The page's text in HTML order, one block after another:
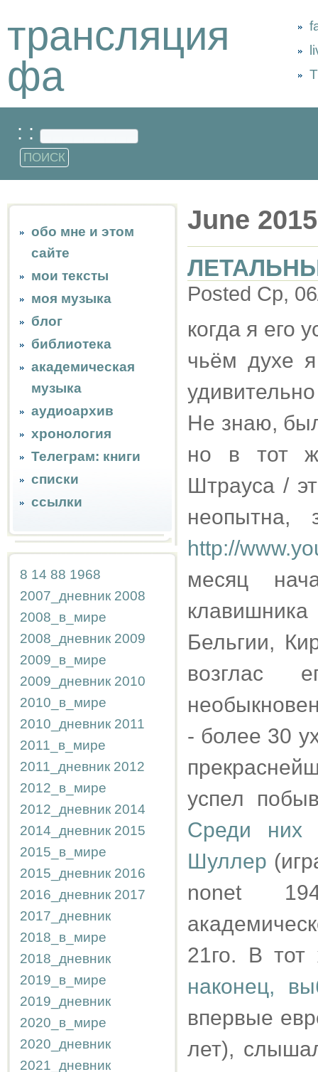
трансляция
фа
: :
обо мне и этом
сайте
мои тексты
моя музыка
блог
библиотека
академическая
музыка
аудиоархив
хронология
Телеграм: книги
списки
ссылки
8 14 88 1968
2007_дневник 2008
2008_в_мире
2008_дневник 2009
2009_в_мире
2009_дневник 2010
2010_в_мире
2010_дневник 2011
2011_в_мире
2011_дневник 2012
2012_в_мире
2012_дневник 2014
2014_дневник 2015
2015_в_мире
2015_дневник 2016
2016_дневник 2017
2017_дневник
2018_в_мире
2018_дневник
2019_в_мире
2019_дневник
2020_в_мире
2020_дневник
2021_дневник
June 2015
Posted Ср,
когда я его
чьём духе
Не знаю,
но в тот
Штрауса /
неопытна,
http://
месяц
Бельгии,
возглас
- более 30
успел
Среди них
Шуллер
nonet
21го. В
наконец,
впервые
лет),